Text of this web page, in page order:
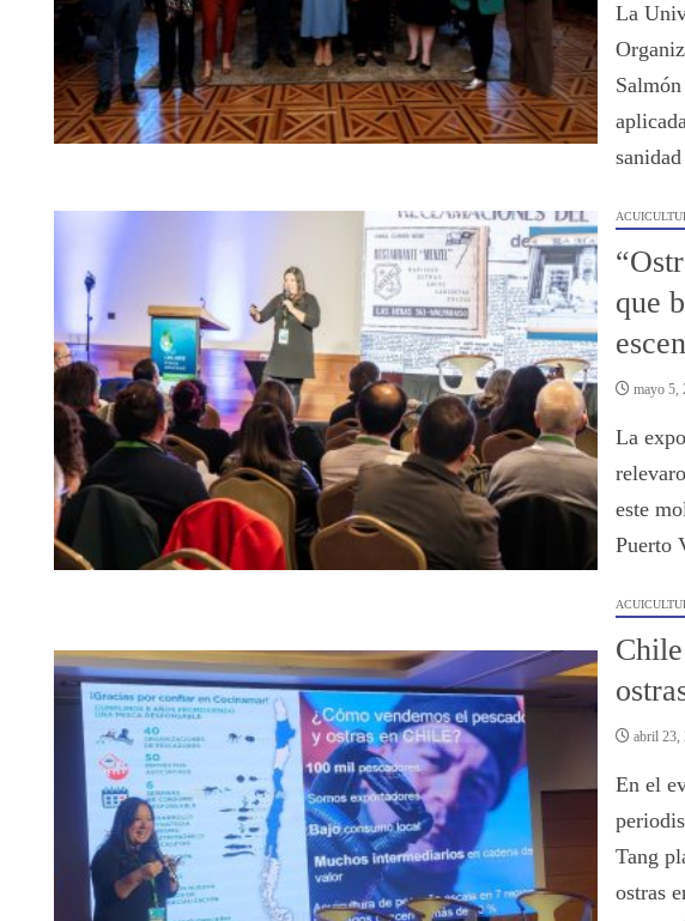
La
que
mayo 5,
La
este
Puerto
abril 23,
En el
Tang
ostras